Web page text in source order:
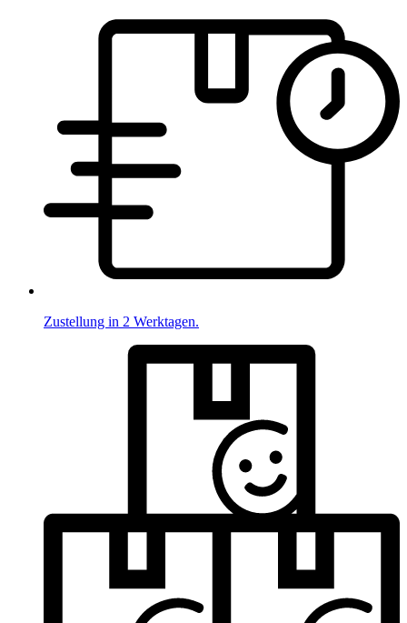
Zustellung in 2 Werktagen.